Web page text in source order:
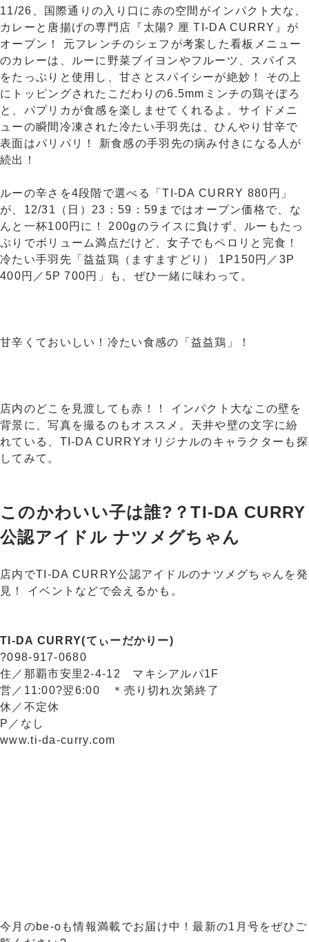
11/26、国際通りの入り口に赤の空間がインパクト大な、
カレーと唐揚げの専門店『太陽? 厘 TI-DA CURRY』が
オープン！ 元フレンチのシェフが考案した看板メニュー
のカレーは、ルーに野菜ブイヨンやフルーツ、スパイス
をたっぷりと使用し、甘さとスパイシーが絶妙！ その上
にトッピングされたこだわりの6.5mmミンチの鶏そぼろ
と、パプリカが食感を楽しませてくれるよ。サイドメニ
ューの瞬間冷凍された冷たい手羽先は、ひんやり甘辛で
表面はパリパリ！ 新食感の手羽先の病み付きになる人が
続出！
ルーの辛さを4段階で選べる「TI-DA CURRY 880円」
が、12/31（日）23：59：59まではオープン価格で、な
んと一杯100円に！ 200gのライスに負けず、ルーもたっ
ぷりでボリューム満点だけど、女子でもペロリと完食！
冷たい手羽先「益益鶏（ますますどり） 1P150円／3P
400円／5P 700円」も、ぜひ一緒に味わって。
甘辛くておいしい！冷たい食感の「益益鶏」！
店内のどこを見渡しても赤！！ インパクト大なこの壁を
背景に、写真を撮るのもオススメ。天井や壁の文字に紛
れている、TI-DA CURRYオリジナルのキャラクターも探
してみて。
このかわいい子は誰?？TI-DA CURRY
公認アイドル ナツメグちゃん
店内でTI-DA CURRY公認アイドルのナツメグちゃんを発
見！ イベントなどで会えるかも。
TI-DA CURRY(てぃーだかりー)
?098-917-0680
住／那覇市安里2-4-12 マキシアルパ1F
営／11:00?翌6:00 ＊売り切れ次第終了
休／不定休
P／なし
www.ti-da-curry.com
今月のbe-oも情報満載でお届け中！最新の1月号をぜひご